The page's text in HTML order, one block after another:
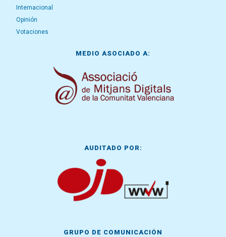
Internacional
Opinión
Votaciones
MEDIO ASOCIADO A:
AUDITADO POR:
GRUPO DE COMUNICACIÓN